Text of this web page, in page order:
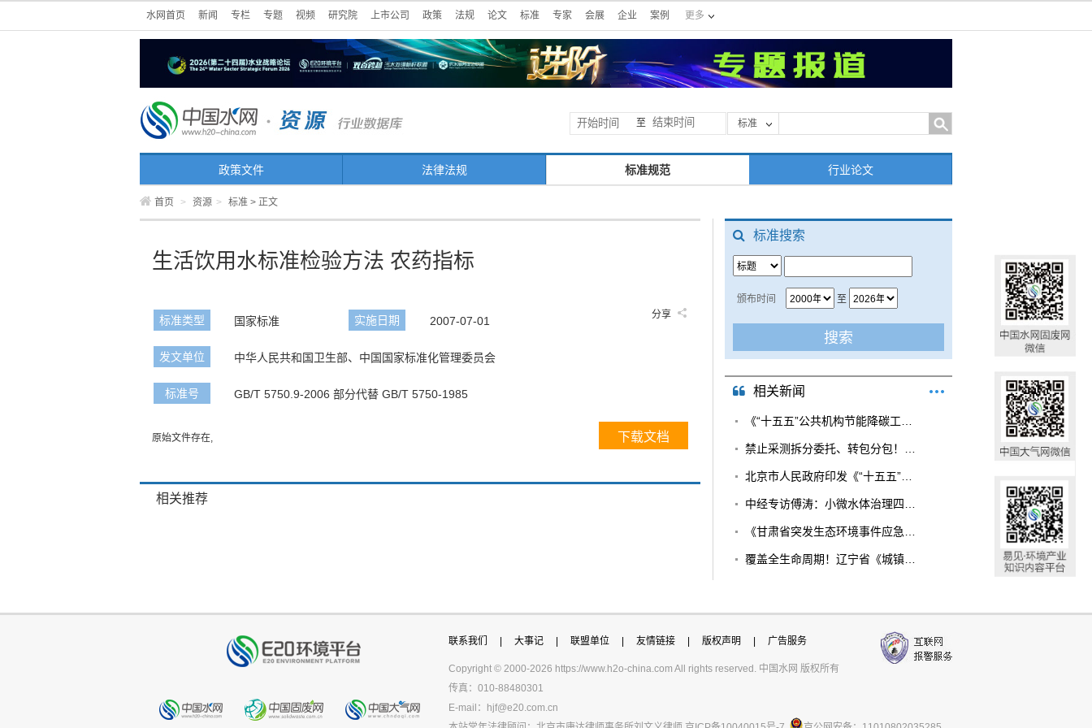
水网首页 新闻 专栏 专题 视频 研究院 上市公司 政策 法规 论文 标准 专家 会展 企业 案例 更多
至 标准
政策文件 法律法规 标准规范 行业论文
首页 > 资源 > 标准 > 正文
生活饮用水标准检验方法 农药指标
标准类型 国家标准 实施日期 2007-07-01
发文单位 中华人民共和国卫生部、中国国家标准化管理委员会
标准号 GB/T 5750.9-2006 部分代替 GB/T 5750-1985
分享
下载文档
原始文件存在,
相关推荐
标准搜索
颁布时间 至
相关新闻
联系我们 大事记 联盟单位 友情链接 版权声明 广告服务
Copyright © 2000-2026 https://www.h2o-china.com All rights reserved. 中国水网 版权所有
传真：010-88480301
E-mail：
hjf@e20.com.cn